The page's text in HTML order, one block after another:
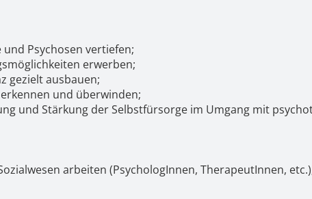
Psychosen vertiefen;
erwerben;
gezielt ausbauen;
und überwinden;
und Stärkung der Selbstfürsorge im Umgang mit
arbeiten (PsychologInnen, TherapeutInnen,